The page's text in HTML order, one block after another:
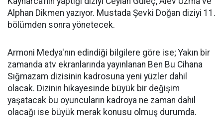
Alphan Dikmen yazıyor. Mustada Şevki Doğan diziyi 11.
bölümden sonra yönetecek.
Armoni Medya'nın edindiği bilgilere göre ise; Yakın bir
zamanda atv ekranlarında yayınlanan Ben Bu Cihana
Sığmazam dizisinin kadrosuna yeni yüzler dahil
olacak. Dizinin hikayesinde büyük bir değişim
yaşatacak bu oyuncuların kadroya ne zaman dahil
olacağı ise büyük merak konusu olmuş durumda.